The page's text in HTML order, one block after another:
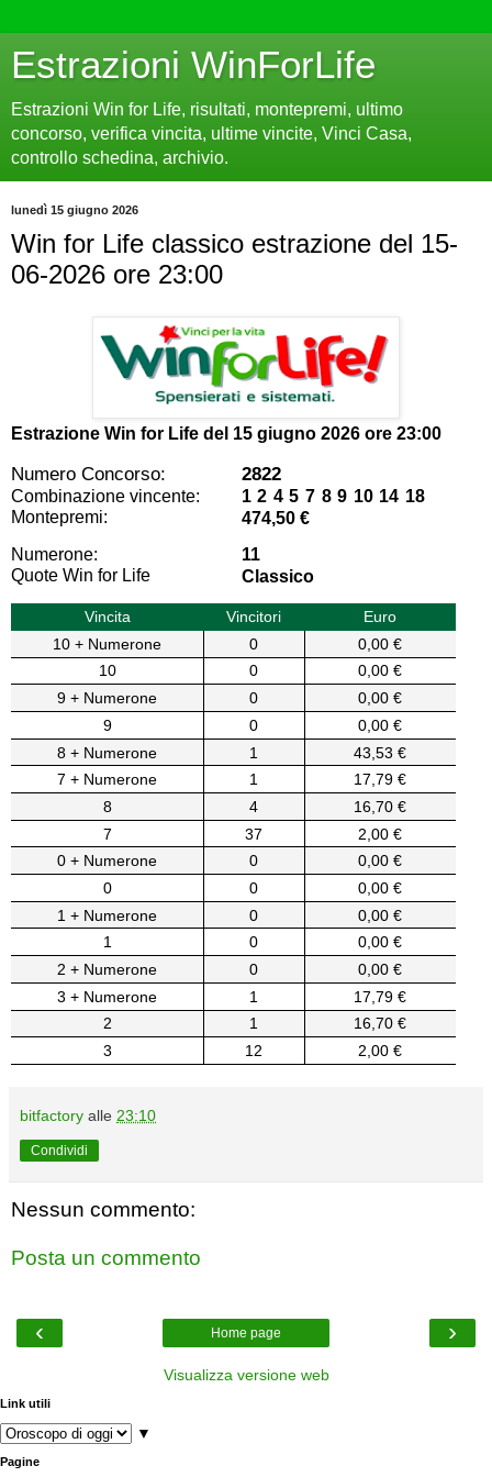
Estrazioni WinForLife
Estrazioni Win for Life, risultati, montepremi, ultimo
concorso, verifica vincita, ultime vincite, Vinci Casa,
controllo schedina, archivio.
lunedì 15 giugno 2026
Win for Life classico estrazione del 15-
06-2026 ore 23:00
Estrazione Win for Life del 15 giugno 2026 ore 23:00
Numero Concorso: 2822
Combinazione vincente:
1 2 4 5 7 8 9 10 14 18
Montepremi:
474,50 €
Numerone:
11
Quote Win for Life
Classico
Vincita Vincitori
Euro
10 + Numerone
0
0,00 €
10
0
0,00 €
9 + Numerone
0
0,00 €
9
0
0,00 €
8 + Numerone
1
43,53 €
7 + Numerone
1
17,79 €
8
4
16,70 €
7
37
2,00 €
0 + Numerone
0
0,00 €
0
0
0,00 €
1 + Numerone
0
0,00 €
1
0
0,00 €
2 + Numerone
0
0,00 €
3 + Numerone
1
17,79 €
2
1
16,70 €
3
12 2,00 €
bitfactory alle 23:10
Condividi
Nessun commento:
Posta un commento
‹ ›
Home page
Visualizza versione web
Link utili
▼
Pagine